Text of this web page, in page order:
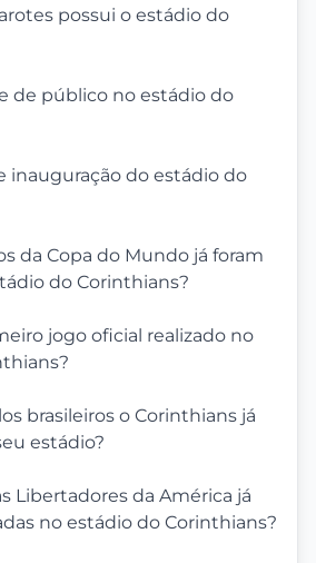
possui o estádio do
de público no estádio do
inauguração do estádio do
da Copa do Mundo já foram
do Corinthians?
jogo oficial realizado no
brasileiros o Corinthians já
estádio?
Libertadores da América já
no estádio do Corinthians?